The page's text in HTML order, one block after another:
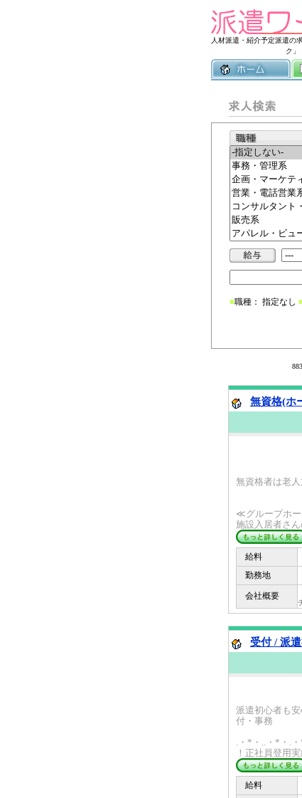
人材派遣・紹介予定派遣の
ク」
■職種： 指定なし
無資格(ホ
無資格者は老
≪グループホ
施設入居者さ
給料
勤務地
会社概要
受付 / 派
派遣初心者も
付・事務
.・*・..・*・.
！正社員登用実
給料